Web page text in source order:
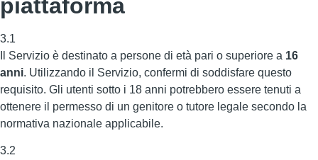
piattaforma
3.1
Il Servizio è destinato a persone di età pari o superiore a 16
anni. Utilizzando il Servizio, confermi di soddisfare questo
requisito. Gli utenti sotto i 18 anni potrebbero essere tenuti a
ottenere il permesso di un genitore o tutore legale secondo la
normativa nazionale applicabile.
3.2